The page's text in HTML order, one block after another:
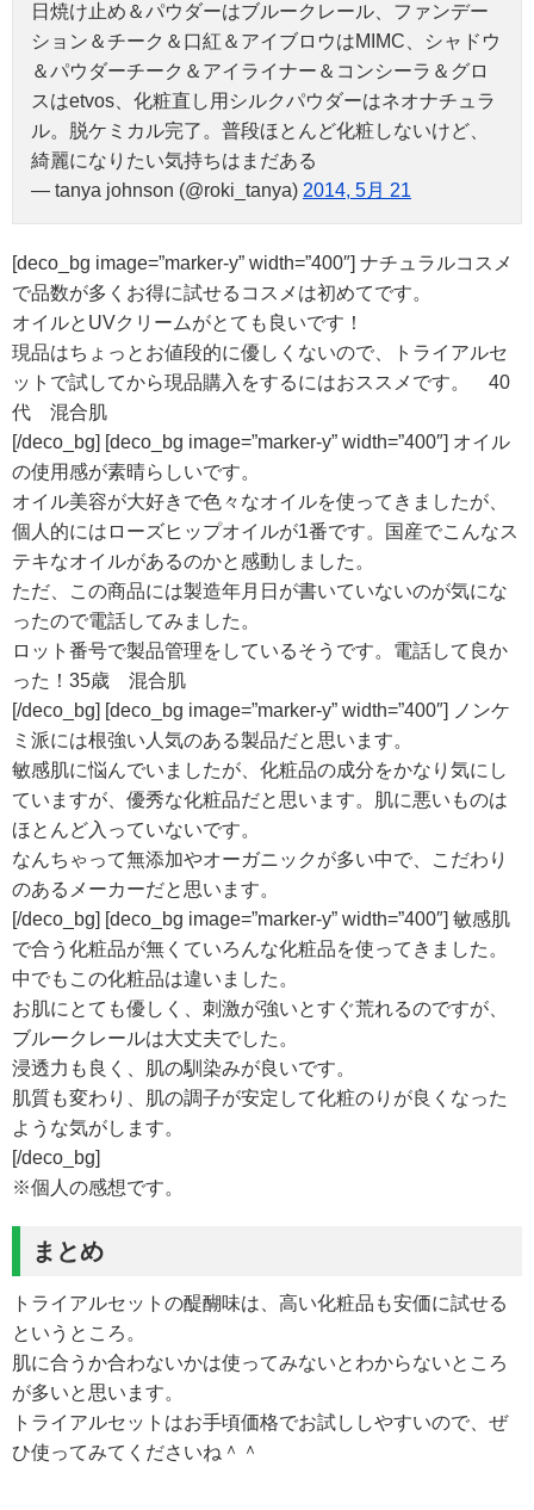
日焼け止め＆パウダーはブルークレール、ファンデー
ション＆チーク＆口紅＆アイブロウはMIMC、シャドウ
＆パウダーチーク＆アイライナー＆コンシーラ＆グロ
スはetvos、化粧直し用シルクパウダーはネオナチュラ
ル。脱ケミカル完了。普段ほとんど化粧しないけど、
綺麗になりたい気持ちはまだある
— tanya johnson (@roki_tanya) 2014, 5月 21
[deco_bg image=”marker-y” width=”400″] ナチュラルコスメ
で品数が多くお得に試せるコスメは初めてです。
オイルとUVクリームがとても良いです！
現品はちょっとお値段的に優しくないので、トライアルセ
ットで試してから現品購入をするにはおススメです。 40
代 混合肌
[/deco_bg] [deco_bg image=”marker-y” width=”400″] オイル
の使用感が素晴らしいです。
オイル美容が大好きで色々なオイルを使ってきましたが、
個人的にはローズヒップオイルが1番です。国産でこんなス
テキなオイルがあるのかと感動しました。
ただ、この商品には製造年月日が書いていないのが気にな
ったので電話してみました。
ロット番号で製品管理をしているそうです。電話して良か
った！35歳 混合肌
[/deco_bg] [deco_bg image=”marker-y” width=”400″] ノンケ
ミ派には根強い人気のある製品だと思います。
敏感肌に悩んでいましたが、化粧品の成分をかなり気にし
ていますが、優秀な化粧品だと思います。肌に悪いものは
ほとんど入っていないです。
なんちゃって無添加やオーガニックが多い中で、こだわり
のあるメーカーだと思います。
[/deco_bg] [deco_bg image=”marker-y” width=”400″] 敏感肌
で合う化粧品が無くていろんな化粧品を使ってきました。
中でもこの化粧品は違いました。
お肌にとても優しく、刺激が強いとすぐ荒れるのですが、
ブルークレールは大丈夫でした。
浸透力も良く、肌の馴染みが良いです。
肌質も変わり、肌の調子が安定して化粧のりが良くなった
ような気がします。
[/deco_bg]
※個人の感想です。
まとめ
トライアルセットの醍醐味は、高い化粧品も安価に試せる
というところ。
肌に合うか合わないかは使ってみないとわからないところ
が多いと思います。
トライアルセットはお手頃価格でお試ししやすいので、ぜ
ひ使ってみてくださいね＾＾